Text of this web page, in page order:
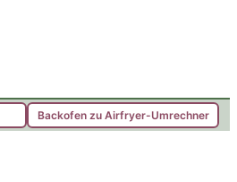
Backofen zu Airfryer-Umrechner